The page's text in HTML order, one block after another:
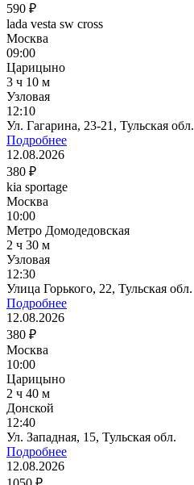
590 ₽
lada vesta sw cross
Москва
09:00
Царицыно
3 ч 10 м
Узловая
12:10
Ул. Гагарина, 23-21, Тульская обл.
Подробнее
12.08.2026
380 ₽
kia sportage
Москва
10:00
Метро Домодедовская
2 ч 30 м
Узловая
12:30
Улица Горького, 22, Тульская обл.
Подробнее
12.08.2026
380 ₽
Москва
10:00
Царицыно
2 ч 40 м
Донской
12:40
Ул. Западная, 15, Тульская обл.
Подробнее
12.08.2026